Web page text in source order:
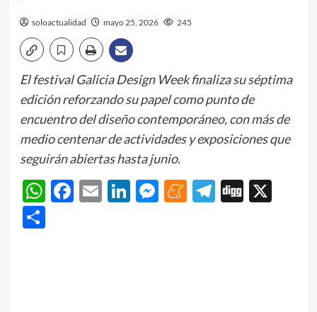
soloactualidad mayo 25, 2026 245
El festival Galicia Design Week finaliza su séptima
edición reforzando su papel como punto de
encuentro del diseño contemporáneo, con más de
medio centenar de actividades y exposiciones que
seguirán abiertas hasta junio.
WhatsApp
Facebook
EmailLinkedIn
Messenger
Meneame
Telegram
Digg
X
Share